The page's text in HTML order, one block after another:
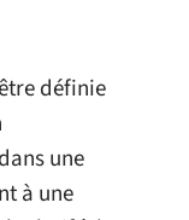
définie
une
à une